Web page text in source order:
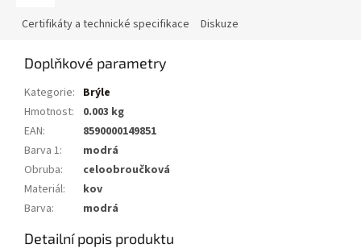
Certifikáty a technické specifikace Diskuze
Doplňkové parametry
Kategorie: Brýle
Hmotnost:
0.003 kg
EAN:
8590000149851
Barva 1:
modrá
Obruba:
celoobroučková
Materiál:
kov
Barva: modrá
Detailní popis produktu